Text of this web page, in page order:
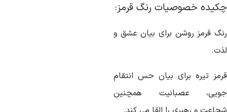
خصوصیات رنگ قرمز:
قرمز روشن برای بیان عشق و
تیره برای بیان حس انتقام
عصبانیت همچنین